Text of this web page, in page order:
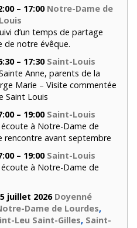
– 17:00 Notre-Dame de
d’un temps de partage
notre évêque.
– 17:30 Saint-Louis
Anne, parents de la
Marie – Visite commentée
Saint Louis
– 19:00 Saint-Louis
à Notre-Dame de
rencontre avant septembre
– 19:00 Saint-Louis
à Notre-Dame de
juillet 2026 Doyenné
Dame de Lourdes,
Leu Saint-Gilles, Saint-